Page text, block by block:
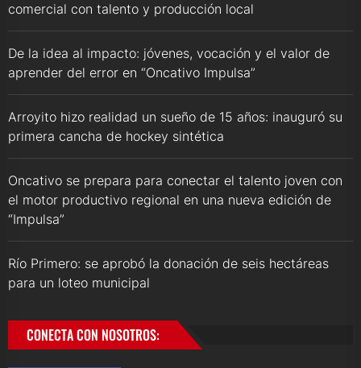
comercial con talento y producción local
De la idea al impacto: jóvenes, vocación y el valor de
aprender del error en “Oncativo Impulsa”
Arroyito hizo realidad un sueño de 15 años: inauguró su
primera cancha de hockey sintética
Oncativo se prepara para conectar el talento joven con
el motor productivo regional en una nueva edición de
“Impulsa”
Río Primero: se aprobó la donación de seis hectáreas
para un loteo municipal
CONECTA CON NOSOTROS: